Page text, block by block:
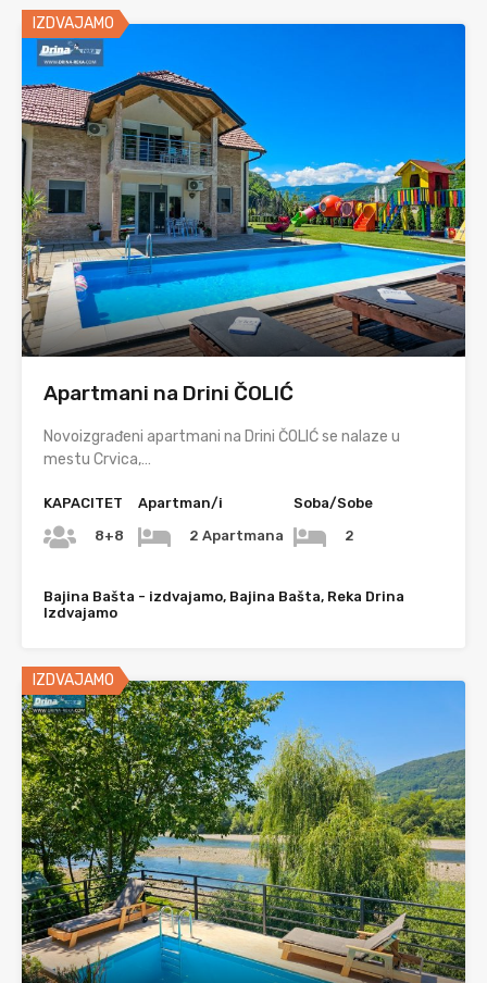
IZDVAJAMO
Apartmani na Drini ČOLIĆ
Novoizgrađeni apartmani na Drini ČOLIĆ se nalaze u
mestu Crvica,…
KAPACITET
8+8
Apartman/i
2 Apartmana
Soba/Sobe
2
Bajina Bašta - izdvajamo, Bajina Bašta, Reka Drina
Izdvajamo
IZDVAJAMO